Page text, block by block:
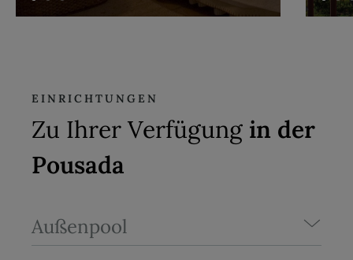
EINRICHTUNGEN
Zu Ihrer Verfügung in der
Pousada
Außenpool